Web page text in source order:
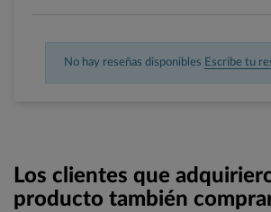
No hay reseñas disponibles Escribe tu
Los clientes que
producto también